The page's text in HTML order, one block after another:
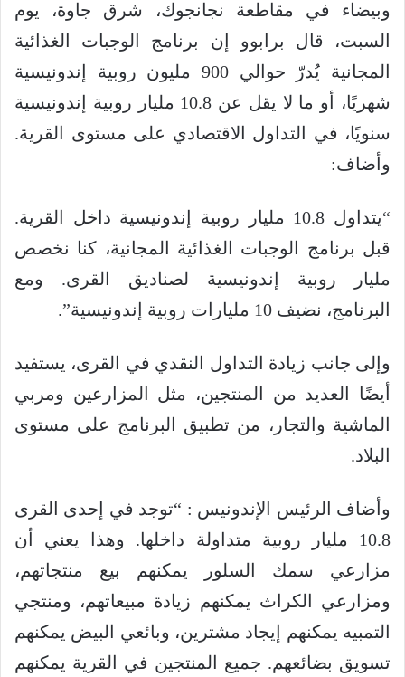
وبيضاء في مقاطعة نجانجوك، شرق جاوة، يوم
السبت، قال برابوو إن برنامج الوجبات الغذائية
المجانية يُدرّ حوالي 900 مليون روبية إندونيسية
شهريًا، أو ما لا يقل عن 10.8 مليار روبية إندونيسية
سنويًا، في التداول الاقتصادي على مستوى القرية.
وأضاف:
“يتداول 10.8 مليار روبية إندونيسية داخل القرية.
قبل برنامج الوجبات الغذائية المجانية، كنا نخصص
مليار روبية إندونيسية لصناديق القرى. ومع
البرنامج، نضيف 10 مليارات روبية إندونيسية”.
وإلى جانب زيادة التداول النقدي في القرى، يستفيد
أيضًا العديد من المنتجين، مثل المزارعين ومربي
الماشية والتجار، من تطبيق البرنامج على مستوى
البلاد.
وأضاف الرئيس الإندونيس : “توجد في إحدى القرى
10.8 مليار روبية متداولة داخلها. وهذا يعني أن
مزارعي سمك السلور يمكنهم بيع منتجاتهم،
ومزارعي الكراث يمكنهم زيادة مبيعاتهم، ومنتجي
التمبيه يمكنهم إيجاد مشترين، وبائعي البيض يمكنهم
تسويق بضائعهم. جميع المنتجين في القرية يمكنهم